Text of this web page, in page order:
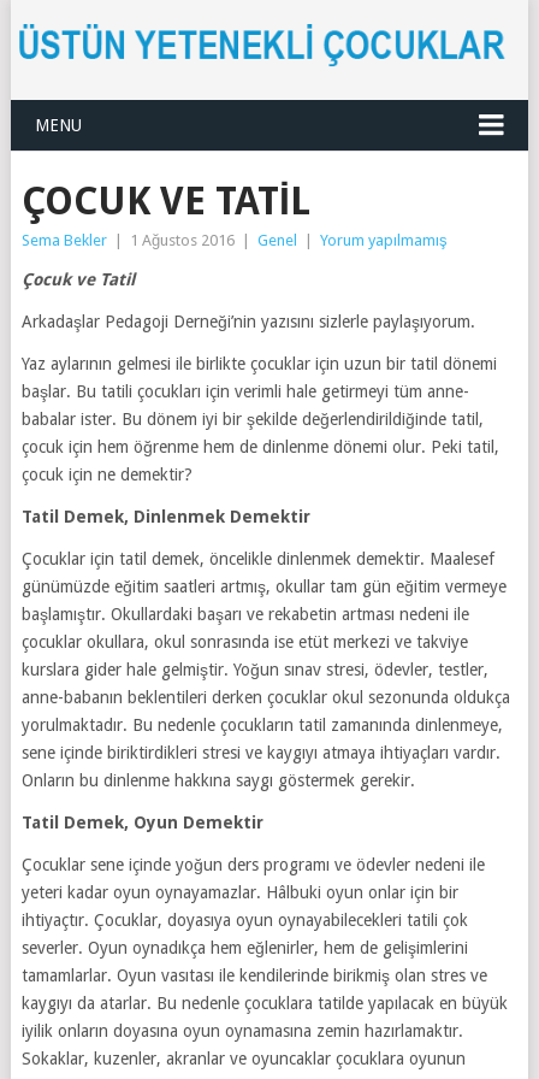
MENU
ÇOCUK VE TATIL
Sema Bekler 1 Ağustos 2016 Genel Yorum yapılmamış
Çocuk ve Tatil
Arkadaşlar Pedagoji Derneği’nin yazısını sizlerle paylaşıyorum.
Yaz aylarının gelmesi ile birlikte çocuklar için uzun bir tatil dönemi
başlar. Bu tatili çocukları için verimli hale getirmeyi tüm anne-
babalar ister. Bu dönem iyi bir şekilde değerlendirildiğinde tatil,
çocuk için hem öğrenme hem de dinlenme dönemi olur. Peki tatil,
çocuk için ne demektir?
Tatil Demek, Dinlenmek Demektir
Çocuklar için tatil demek, öncelikle dinlenmek demektir. Maalesef
günümüzde eğitim saatleri artmış, okullar tam gün eğitim vermeye
başlamıştır. Okullardaki başarı ve rekabetin artması nedeni ile
çocuklar okullara, okul sonrasında ise etüt merkezi ve takviye
kurslara gider hale gelmiştir. Yoğun sınav stresi, ödevler, testler,
anne-babanın beklentileri derken çocuklar okul sezonunda oldukça
yorulmaktadır. Bu nedenle çocukların tatil zamanında dinlenmeye,
sene içinde biriktirdikleri stresi ve kaygıyı atmaya ihtiyaçları vardır.
Onların bu dinlenme hakkına saygı göstermek gerekir.
Tatil Demek, Oyun Demektir
Çocuklar sene içinde yoğun ders programı ve ödevler nedeni ile
yeteri kadar oyun oynayamazlar. Hâlbuki oyun onlar için bir
ihtiyaçtır. Çocuklar, doyasıya oyun oynayabilecekleri tatili çok
severler. Oyun oynadıkça hem eğlenirler, hem de gelişimlerini
tamamlarlar. Oyun vasıtası ile kendilerinde birikmiş olan stres ve
kaygıyı da atarlar. Bu nedenle çocuklara tatilde yapılacak en büyük
iyilik onların doyasına oyun oynamasına zemin hazırlamaktır.
Sokaklar, kuzenler, akranlar ve oyuncaklar çocuklara oyunun